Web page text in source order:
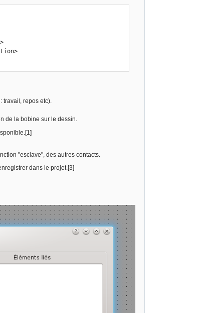
travail, repos etc).
de la bobine sur le dessin.
"esclave", des autres contacts.
dans le projet.[3]